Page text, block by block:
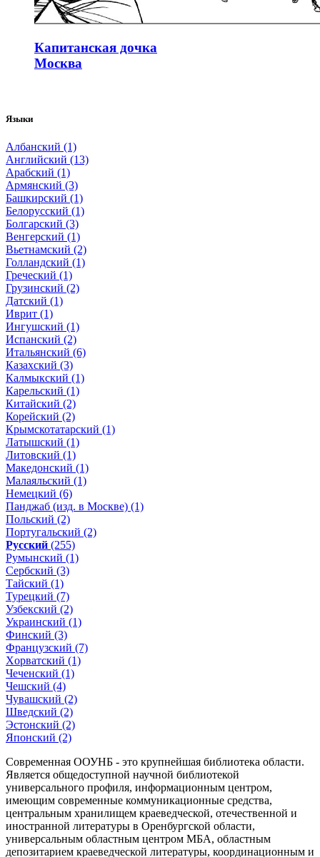
Капитанская дочка
Москва
Языки
Албанский (1)
Английский (13)
Арабский (1)
Армянский (3)
Башкирский (1)
Белорусский (1)
Болгарский (3)
Венгерский (1)
Вьетнамский (2)
Голландский (1)
Греческий (1)
Грузинский (2)
Датский (1)
Иврит (1)
Ингушский (1)
Испанский (2)
Итальянский (6)
Казахский (3)
Калмыкский (1)
Карельский (1)
Китайский (2)
Корейский (2)
Крымскотатарский (1)
Латышский (1)
Литовский (1)
Македонский (1)
Малаяльский (1)
Немецкий (6)
Панджаб (изд. в Москве) (1)
Польский (2)
Португальский (2)
Русский (255)
Румынский (1)
Сербский (3)
Тайский (1)
Турецкий (7)
Узбекский (2)
Украинский (1)
Финский (3)
Французский (7)
Xорватский (1)
Чеченский (1)
Чешский (4)
Чувашский (2)
Шведский (2)
Эстонский (2)
Японский (2)
Современная ООУНБ - это крупнейшая библиотека области.
Является общедоступной научной библиотекой
универсального профиля, информационным центром,
имеющим современные коммуникационные средства,
центральным хранилищем краеведческой, отечественной и
иностранной литературы в Оренбургской области,
универсальным областным центром МБА, областным
депозитарием краеведческой литературы, координационным и